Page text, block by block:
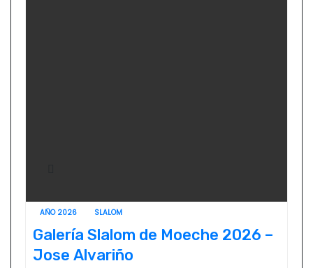
AÑO 2026 SLALOM
Galería Slalom de Moeche 2026 –
Jose Alvariño